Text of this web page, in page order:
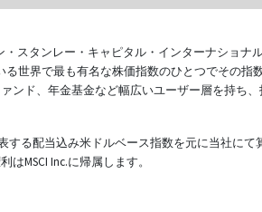
・スタンレー・キャピタル・インターナショナ
る世界で最も有名な株価指数のひとつでその
ンド、年金基金など幅広いユーザー層を持
する配当込み米ドルベース指数を元に当社にて
MSCI Inc.に帰属します。